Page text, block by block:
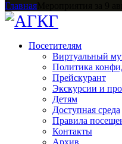
Главная
Посетителям
Виртуальный
Политика
Прейскурант
Экскурсии и
Детям
Доступная среда
Правила
Контакты